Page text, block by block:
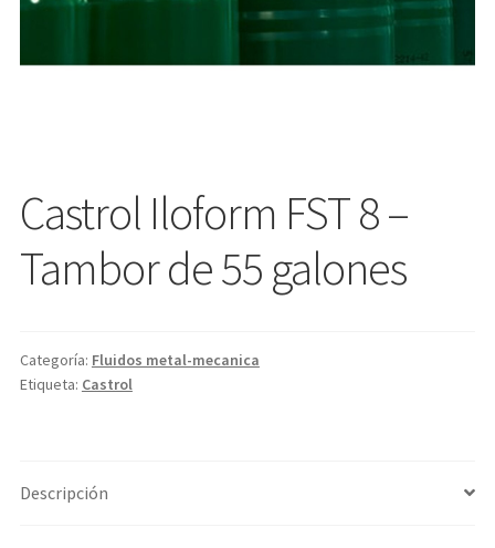
Castrol Iloform FST 8 –
Tambor de 55 galones
Categoría: Fluidos metal-mecanica
Etiqueta: Castrol
Descripción